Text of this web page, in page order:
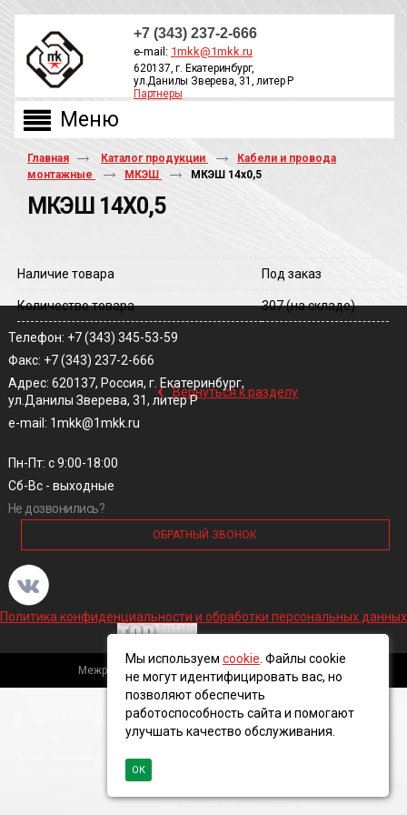
+7 (343) 237-2-666
e-mail: 1mkk@1mkk.ru
620137, г. Екатеринбург,
ул.Данилы Зверева, 31, литер Р
Партнеры
Главная Каталог продукции
Кабели и провода
монтажные
МКЭШ МКЭШ 14х0,5
МКЭШ 14Х0,5
Наличие товара Под заказ
Количество товара 307(на складе)
‹ Вернуться к разделу
Телефон: +7 (343) 345-53-59
Факс: +7 (343) 237-2-666
Адрес: 620137, Россия, г. Екатеринбург,
ул.Данилы Зверева, 31, литер Р
e-mail: 1mkk@1mkk.ru
Пн-Пт: с 9:00-18:00
Сб-Вс - выходные
Не дозвонились?
ОБРАТНЫЙ ЗВОНОК
Политика конфиденциальности и обработки персональных данных
Межрегиональная кабельная компания, 2016 ©
Мы используем cookie . Файлы cookie
не могут идентифицировать вас, но
позволяют обеспечить
работоспособность сайта и помогают
улучшать качество обслуживания.
ОК